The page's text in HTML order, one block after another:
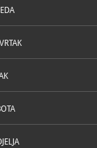
budućega